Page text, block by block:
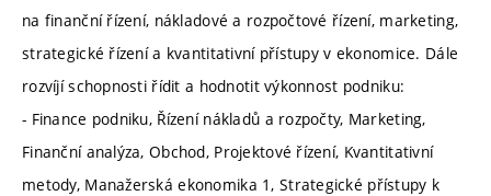
na finanční řízení, nákladové a rozpočtové řízení, marketing,
strategické řízení a kvantitativní přístupy v ekonomice. Dále
rozvíjí schopnosti řídit a hodnotit výkonnost podniku:
- Finance podniku, Řízení nákladů a rozpočty, Marketing,
Finanční analýza, Obchod, Projektové řízení, Kvantitativní
metody, Manažerská ekonomika 1, Strategické přístupy k